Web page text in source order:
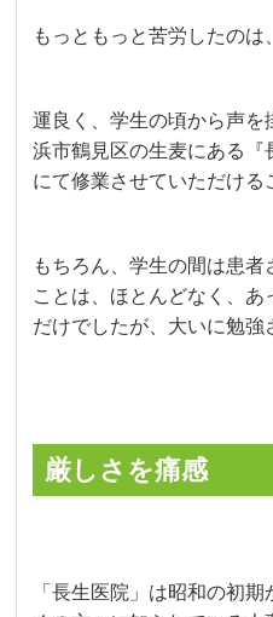
もっともっと苦労したのは
運良く、学生の頃から声
浜市鶴見区の生麦にある『
にて修業させていただける
もちろん、学生の間は患
ことは、ほとんどなく、あ
だけでしたが、大いに勉強
厳しさを痛感
「長生医院」は昭和の初